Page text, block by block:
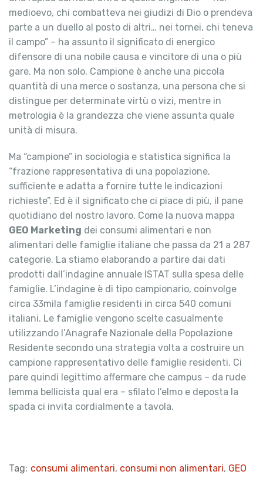
medioevo, chi combatteva nei giudizi di Dio o prendeva
parte a un duello al posto di altri… nei tornei, chi teneva
il campo” – ha assunto il significato di energico
difensore di una nobile causa e vincitore di una o più
gare. Ma non solo. Campione è anche una piccola
quantità di una merce o sostanza, una persona che si
distingue per determinate virtù o vizi, mentre in
metrologia è la grandezza che viene assunta quale
unità di misura.
Ma “campione” in sociologia e statistica significa la
“frazione rappresentativa di una popolazione,
sufficiente e adatta a fornire tutte le indicazioni
richieste”. Ed è il significato che ci piace di più, il pane
quotidiano del nostro lavoro. Come la nuova mappa
GEO Marketing dei consumi alimentari e non
alimentari delle famiglie italiane che passa da 21 a 287
categorie. La stiamo elaborando a partire dai dati
prodotti dall’indagine annuale ISTAT sulla spesa delle
famiglie. L’indagine è di tipo campionario, coinvolge
circa 33mila famiglie residenti in circa 540 comuni
italiani. Le famiglie vengono scelte casualmente
utilizzando l’Anagrafe Nazionale della Popolazione
Residente secondo una strategia volta a costruire un
campione rappresentativo delle famiglie residenti. Ci
pare quindi legittimo affermare che campus – da rude
lemma bellicista qual era – sfilato l’elmo e deposta la
spada ci invita cordialmente a tavola.
Tag: consumi alimentari, consumi non alimentari, GEO